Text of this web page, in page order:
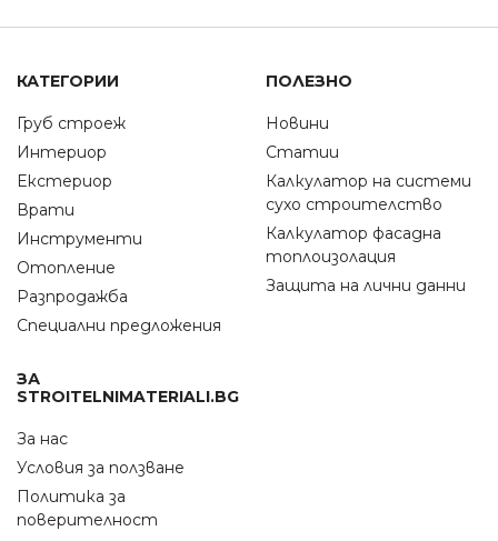
КАТЕГОРИИ
Груб строеж
Интериор
Екстериор
Врати
Инструменти
Отопление
Разпродажба
Специални предложения
ПОЛЕЗНО
Новини
Статии
Калкулатор на системи
сухо строителство
Калкулатор фасадна
топлоизолация
Защита на лични данни
ЗА
STROITELNIMATERIALI.BG
За нас
Условия за ползване
Политика за
поверителност